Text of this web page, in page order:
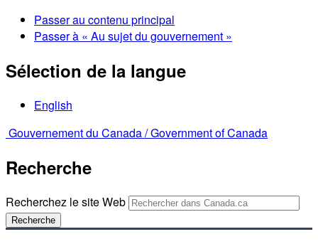
Passer au contenu principal
Passer à « Au sujet du gouvernement »
Sélection de la langue
English
Gouvernement du Canada /Government of Canada
Recherche
Recherchez le site Web
Recherche